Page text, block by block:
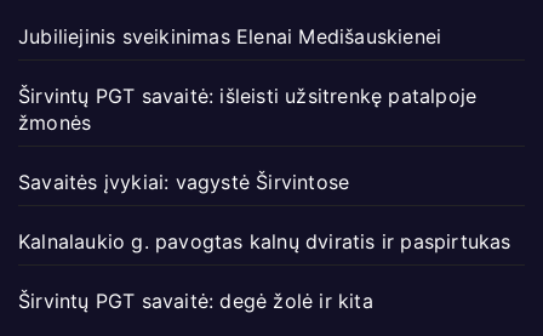
Jubiliejinis sveikinimas Elenai Medišauskienei
Širvintų PGT savaitė: išleisti užsitrenkę patalpoje
žmonės
Savaitės įvykiai: vagystė Širvintose
Kalnalaukio g. pavogtas kalnų dviratis ir paspirtukas
Širvintų PGT savaitė: degė žolė ir kita